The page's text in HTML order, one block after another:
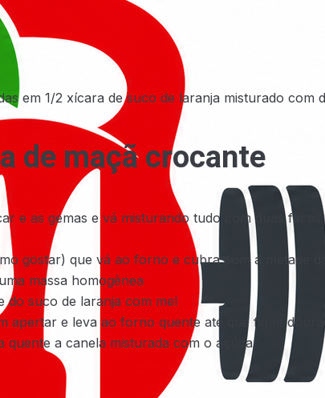
em 1/2 xícara de suco de laranja misturado
de maçã crocante
e as gemas e vá misturando tudo com duas
gostar) que vá ao forno e cubra com a metade
massa homogênea
do suco de laranja com mel
apertar e leva ao forno quente até que fique
a canela misturada com o açúcar